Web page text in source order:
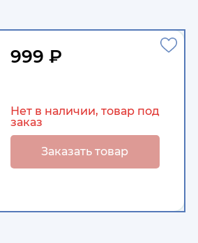
999 ₽
Нет в наличии, товар под
заказ
Заказать товар